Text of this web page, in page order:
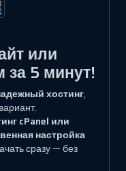
или
за 5 минут!
хостинг,
cPanel или
настройка
сразу — без